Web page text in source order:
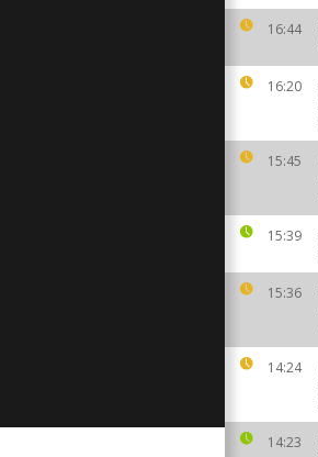
16:44
16:20
15:45
15:39
15:36
14:24
14:23